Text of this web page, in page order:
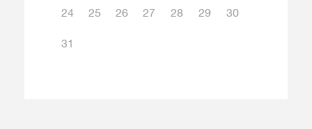
24 25 26 27 28 29 30
31